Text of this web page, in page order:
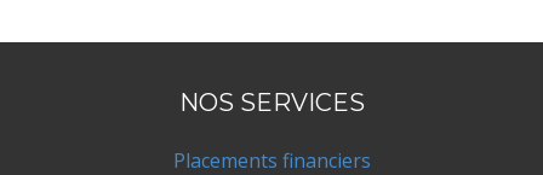
NOS SERVICES
Placements financiers